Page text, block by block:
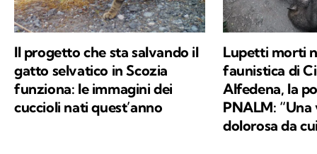
Il progetto che sta salvando il
gatto selvatico in Scozia
funziona: le immagini dei
cuccioli nati quest’anno
Lupetti morti
faunistica di
Alfedena, la
PNALM: “Una
dolorosa da